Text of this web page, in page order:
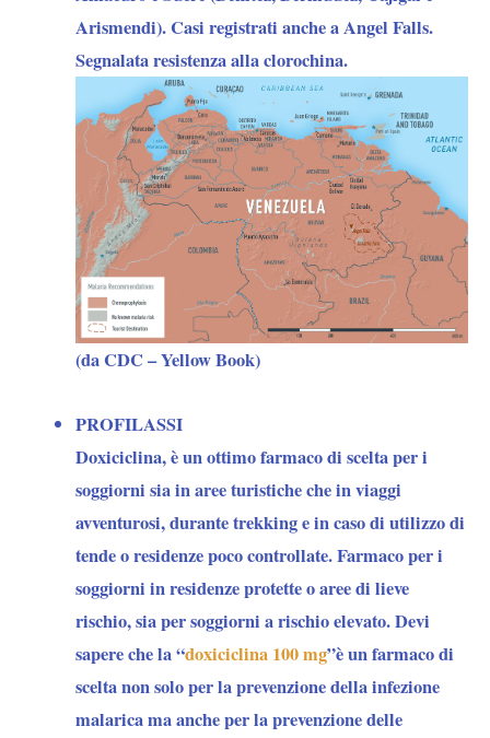
(25,4%)
è
tutto
l’anno
di
sotto
dei
1700
m.e
in
alcune
aree
degli
Stati
di
Amazonas,
Bolívar,
Delta
Amacuro
clorochina.
Arismendi). Casi registrati anche a Angel Falls.
Segnalata resistenza alla clorochina.
(da CDC – Yellow Book)
PROFILASSI
Doxiciclina, è un ottimo farmaco di scelta per i
soggiorni sia in aree turistiche che in viaggi
avventurosi, durante trekking e in caso di utilizzo di
tende o residenze poco controllate. Farmaco per i
soggiorni in residenze protette o aree di lieve
rischio, sia per soggiorni a rischio elevato. Devi
sapere che la “doxiciclina 100 mg”è un farmaco di
scelta non solo per la prevenzione della infezione
malarica ma anche per la prevenzione delle